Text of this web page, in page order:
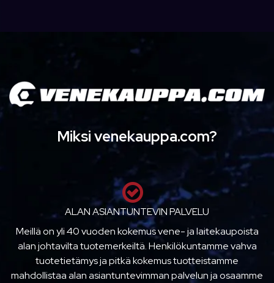
Miksi venekauppa.com?
ALAN ASIANTUNTEVIN PALVELU
Meillä on yli 40 vuoden kokemus vene- ja laitekaupoista
alan johtavilta tuotemerkeiltä. Henkilökuntamme vahva
tuotetietämys ja pitkä kokemus tuotteistamme
mahdollistaa alan asiantuntevimman palvelun ja osaamme